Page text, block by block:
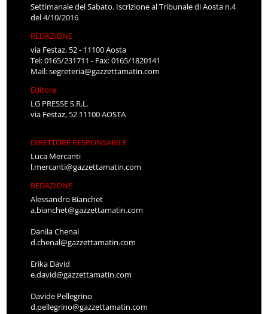
Settimanale del Sabato. Iscrizione al Tribunale di Aosta n.4
del 4/10/2016
REDAZIONE
via Festaz, 52 - 11100 Aosta
Tel: 0165/231711 - Fax: 0165/1820141
Mail:segreteria@gazzettamatin.com
Editore
LG PRESSE S.R.L.
via Festaz, 52 11100 AOSTA
DIRETTORE RESPONSABILE
Luca Mercanti
l.mercanti@gazzettamatin.com
REDAZIONE
Alessandro Bianchet
a.bianchet@gazzettamatin.com
Danila Chenal
d.chenal@gazzettamatin.com
Erika David
e.david@gazzettamatin.com
Davide Pellegrino
d.pellegrino@gazzettamatin.com